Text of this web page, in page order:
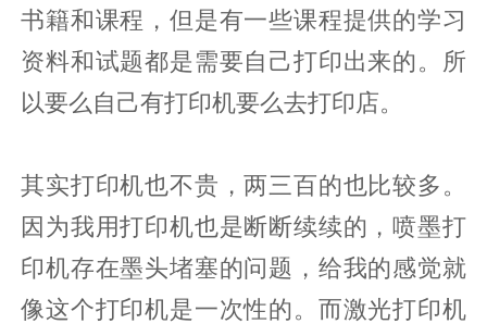
书籍和课程，但是有一些课程提供的学习
资料和试题都是需要自己打印出来的。所
以要么自己有打印机要么去打印店。
其实打印机也不贵，两三百的也比较多。
因为我用打印机也是断断续续的，喷墨打
印机存在墨头堵塞的问题，给我的感觉就
像这个打印机是一次性的。而激光打印机